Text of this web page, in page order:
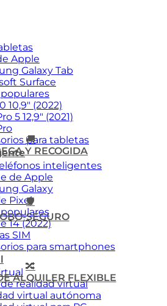
Apple
Galaxy Tab
Surface
10,9″ (2022)
5 12,9″ (2021)
para tabletas
inteligentes
de Apple
Galaxy
Pixel
14 (2022)
SIM
para smartphones
de realidad virtual
virtual autónoma
🚚
Y RECOGIDA
🛡️
SEGURO
🔀
ALQUILER FLEXIBLE